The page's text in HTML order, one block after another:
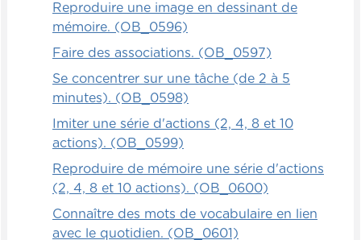
Reproduire une image en dessinant de
mémoire. (OB_0596)
Faire des associations. (OB_0597)
Se concentrer sur une tâche (de 2 à 5
minutes). (OB_0598)
Imiter une série d'actions (2, 4, 8 et 10
actions). (OB_0599)
Reproduire de mémoire une série d'actions
(2, 4, 8 et 10 actions). (OB_0600)
Connaître des mots de vocabulaire en lien
avec le quotidien. (OB_0601)